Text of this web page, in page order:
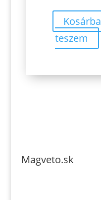
Kosárba
teszem
Magveto.sk